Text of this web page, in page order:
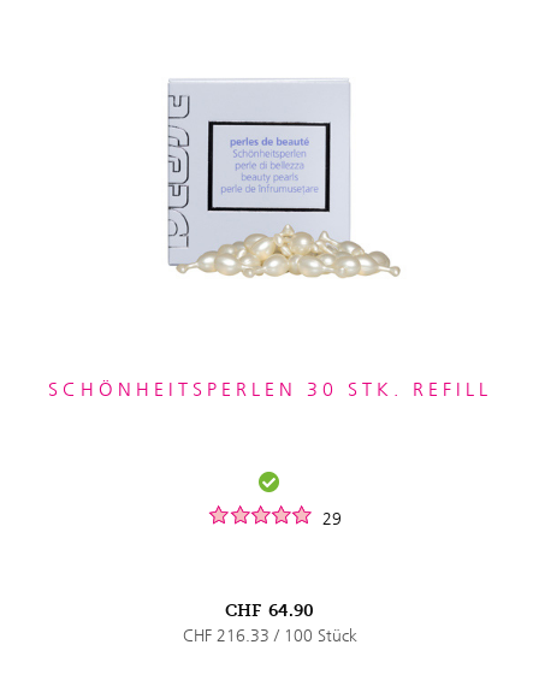
SCHÖNHEITSPERLEN 30 STK. REFILL
29
CHF 64.90
CHF 216.33 / 100 Stück